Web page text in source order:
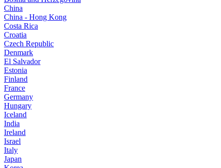
China
China - Hong Kong
Costa Rica
Croatia
Czech Republic
Denmark
El Salvador
Estonia
Finland
France
Germany
Hungary
Iceland
India
Ireland
Israel
Italy
Japan